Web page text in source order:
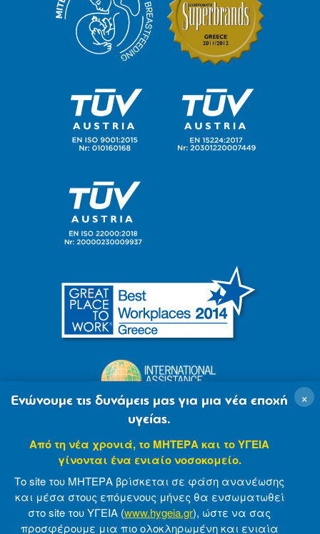
© 2007-2021 MITERA S.A Privacy Policy
×
Ενώνουμε τις δυνάμεις μας για μια νέα εποχή
υγείας.
Από τη νέα χρονιά, το ΜΗΤΕΡΑ και το ΥΓΕΙΑ
γίνονται ένα ενιαίο νοσοκομείο.
Το site του ΜΗΤΕΡΑ βρίσκεται σε φάση ανανέωσης
και μέσα στους επόμενους μήνες θα ενσωματωθεί
στο site του ΥΓΕΙΑ (www.hygeia.gr), ώστε να σας
προσφέρουμε μια πιο ολοκληρωμένη και ενιαία